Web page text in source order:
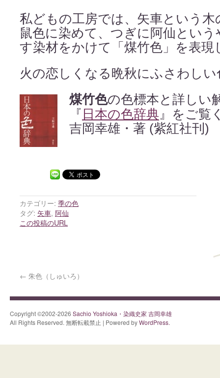
私どもの工房では、矢車という
鼠色に染めて、つぎに阿仙とい
す染材をかけて「煤竹色」を表現
火の恋しくなる晩秋にふさわし
煤竹色の色標本と詳しい
『 日本の色辞典 』をご覧
吉岡幸雄・著 (紫紅社刊)
カテゴリー: 季の色
タグ: 矢車, 阿仙
この投稿のURL
← 朱色（しゅいろ）
Copyright ©2002-2026 Sachio Yoshioka・染織史家 吉岡幸雄
All Rights Reserved. 無断転載禁止 | Powered byWordPress.